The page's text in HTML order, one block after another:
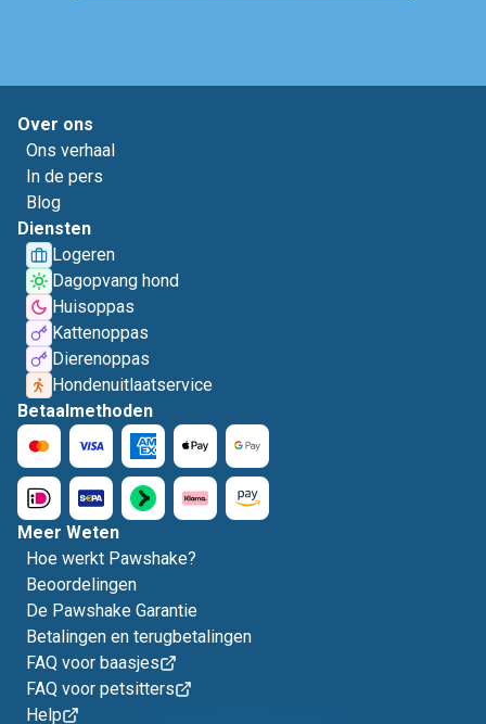
Over ons
Ons verhaal
In de pers
Blog
Diensten
Logeren
Dagopvang hond
Huisoppas
Kattenoppas
Dierenoppas
Hondenuitlaatservice
Betaalmethoden
Meer Weten
Hoe werkt Pawshake?
Beoordelingen
De Pawshake Garantie
Betalingen en terugbetalingen
FAQ voor baasjes
FAQ voor petsitters
Help